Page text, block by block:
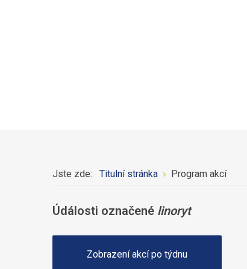
Jste zde: Titulní stránka Program akcí
Údálosti označené linoryt
Zobrazení akcí po týdnu